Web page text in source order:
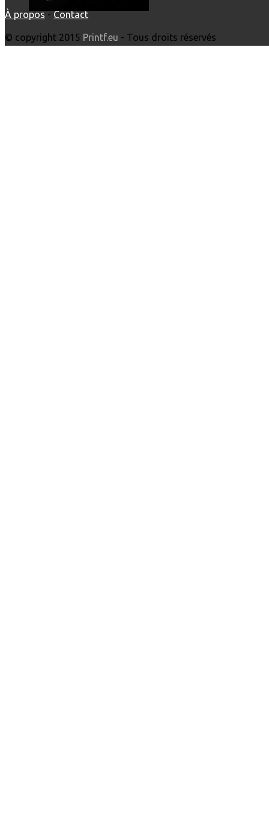
À propos-Contact
© copyright 2015 Printf.eu - Tous droits réservés